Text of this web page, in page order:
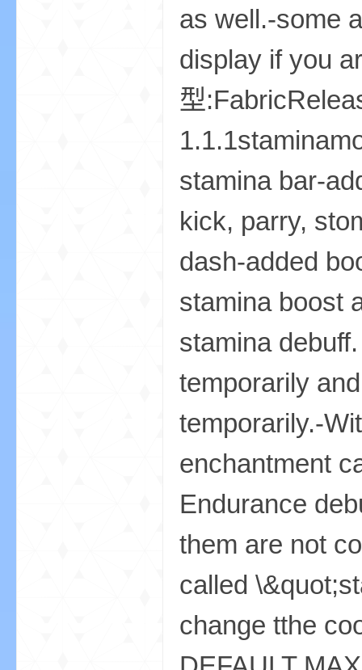
as well.-some
display if you
型
stamina bar-
kick, parry,
dash-added
stamina boost
stamina
temporarily
temporarily.-
enchantment
Endurance
them are not
called
change tthe